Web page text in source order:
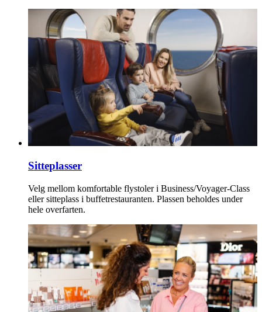
Sitteplasser
Velg mellom komfortable flystoler i Business/Voyager-Class
eller sitteplass i buffetrestauranten. Plassen beholdes under
hele overfarten.